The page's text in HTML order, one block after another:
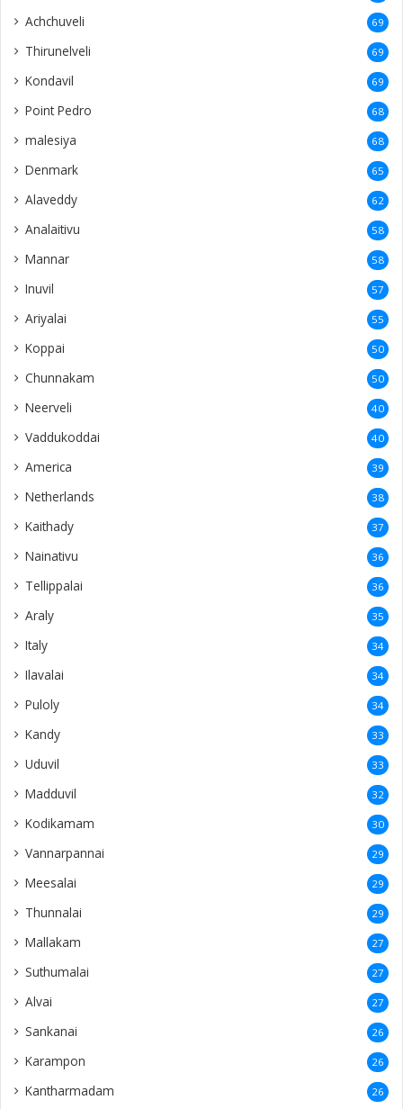
Achchuveli 69
Thirunelveli 69
Kondavil 69
Point Pedro 68
malesiya 68
Denmark 65
Alaveddy 62
Analaitivu 58
Mannar 58
Inuvil 57
Ariyalai 55
Koppai 50
Chunnakam 50
Neerveli 40
Vaddukoddai 40
America 39
Netherlands 38
Kaithady 37
Nainativu 36
Tellippalai 36
Araly 35
Italy 34
Ilavalai 34
Puloly 34
Kandy 33
Uduvil 33
Madduvil 32
Kodikamam 30
Vannarpannai 29
Meesalai 29
Thunnalai 29
Mallakam 27
Suthumalai 27
Alvai 27
Sankanai 26
Karampon 26
Kantharmadam 26